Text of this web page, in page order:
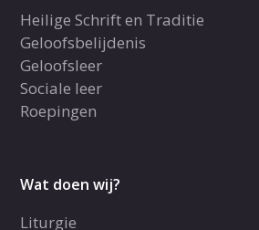
Heilige Schrift en Traditie
Geloofsbelijdenis
Geloofsleer
Sociale leer
Roepingen
Wat doen wij?
Liturgie